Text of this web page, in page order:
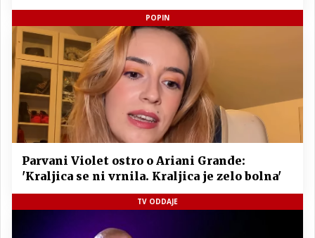
POPIN
Parvani Violet ostro o Ariani Grande:
'Kraljica se ni vrnila. Kraljica je zelo bolna'
TV ODDAJE